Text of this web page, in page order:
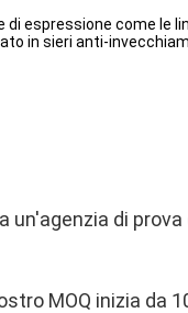
espressione come le
in sieri anti-
un'agenzia di
MOQ inizia da